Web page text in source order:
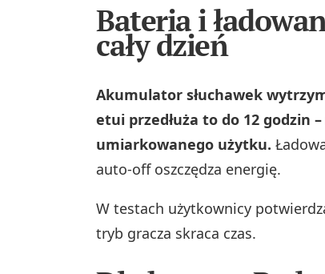
Bateria i
cały dzień
Akumulator słuchawek
etui przedłuża to do 12 godzin
umiarkowanego użytku.
auto-off oszczędza energię.
W testach użytkownicy
tryb gracza skraca czas.